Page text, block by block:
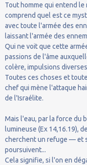
Tout homme qui entend le
comprend quel est ce
avec toute l'armée des
laissant l'armée des
Qui ne voit que cette
passions de l'âme
colère, impulsions
Toutes ces choses et
chef qui mène l'attaque
de l'Israélite.
Mais l'eau, par la force du
lumineuse (Ex 14,16.19),
cherchent un refuge — et
poursuivent...
Cela signifie, si l'on en